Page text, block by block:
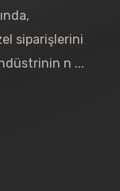
siparişlerini
n ...